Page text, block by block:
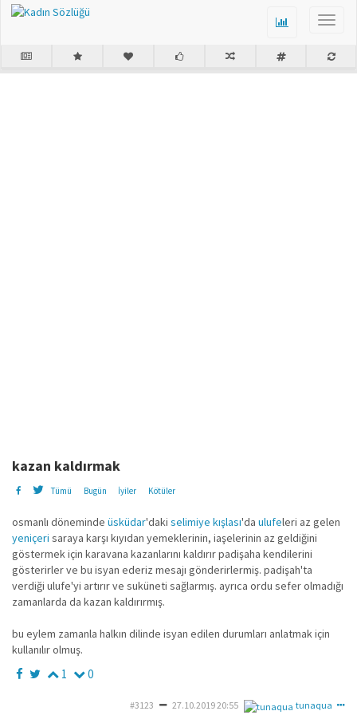
kazan kaldırmak
Tümü Bugün İyiler Kötüler
osmanlı döneminde üsküdar'daki selimiye kışlası'da ulufeleri az gelen
yeniçeri saraya karşı kıyıdan yemeklerinin, iaşelerinin az geldiğini
göstermek için karavana kazanlarını kaldırır padişaha kendilerini
gösterirler ve bu isyan ederiz mesajı gönderirlermiş. padişah'ta
verdiği ulufe'yi artırır ve suküneti sağlarmış. ayrıca ordu sefer olmadığı
zamanlarda da kazan kaldırırmış.
bu eylem zamanla halkın dilinde isyan edilen durumları anlatmak için
kullanılır olmuş.
1 0
#3123 27.10.2019 20:55 tunaqua